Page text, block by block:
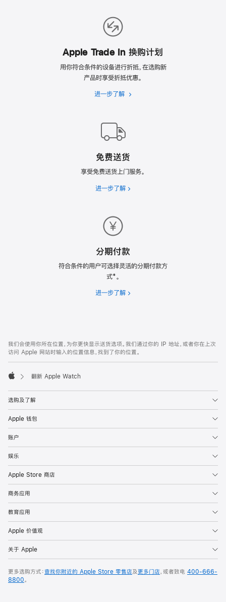
Apple Trade In 换购计划
用你符合条件的设备进行折抵，在选购新
产品时享受折抵优惠。
进一步了解
Apple
划
免费送货
享受免费送货上门服务。
进一步了解 免
分期付款
符合条件的用户可选择灵活的分期付款方
式*。
进一步了解 分
页
页
脚
注
我们会使用你所在位置，为你更快显示送货选项。我们通过你的 IP 地址，或者你在上次
访问 Apple 网站时输入的位置信息，找到了你的位置。
翻新 Apple Watch
选购及了解
Apple 钱包
账户
娱乐
Apple Store 商店
商务应用
教育应用
Apple 价值观
关于 Apple
更多选购方式：查找你附近的 Apple Store 零售店及更多门店，或者致电 400-666-
8800。